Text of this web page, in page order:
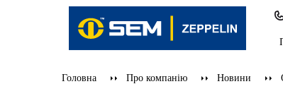
Головна Про компанію Новини